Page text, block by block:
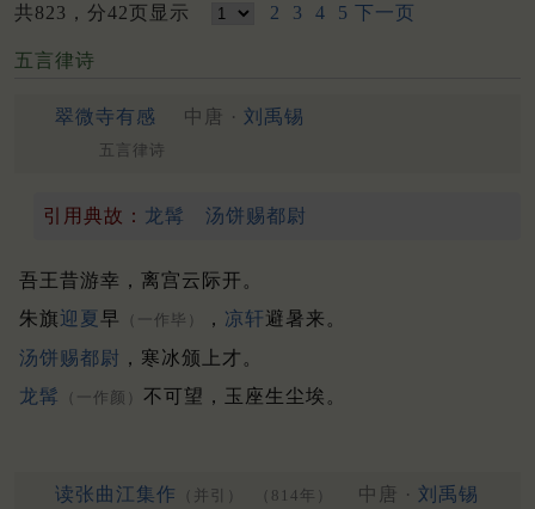
共823，分42页显示 2 3 4 5 下一页
五言律诗
翠微寺有感 中唐 · 刘禹锡
五言律诗
引用典故： 龙髯 汤饼赐都尉
吾王昔游幸，离宫云际开。
朱旗迎夏 早 （一作毕） ， 凉轩避暑来。
汤饼赐都尉 ，寒冰颁上才。
龙髯
（一作颜） 不可望，玉座生尘埃。
读张曲江集作 （并引） （814年） 中唐 · 刘禹锡